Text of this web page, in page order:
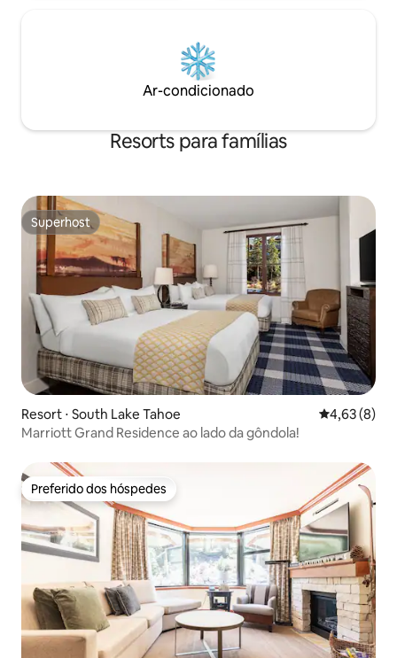
Ar-condicionado
Resorts para famílias
Superhost
Superhost
Resort ⋅ South Lake Tahoe 4,63 de uma
4,63 (8)
Marriott Grand Residence ao lado da gôndola!
Preferido dos hóspedes
Preferido dos hóspedes